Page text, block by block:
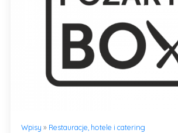
Wpisy » Restauracje, hotele i catering